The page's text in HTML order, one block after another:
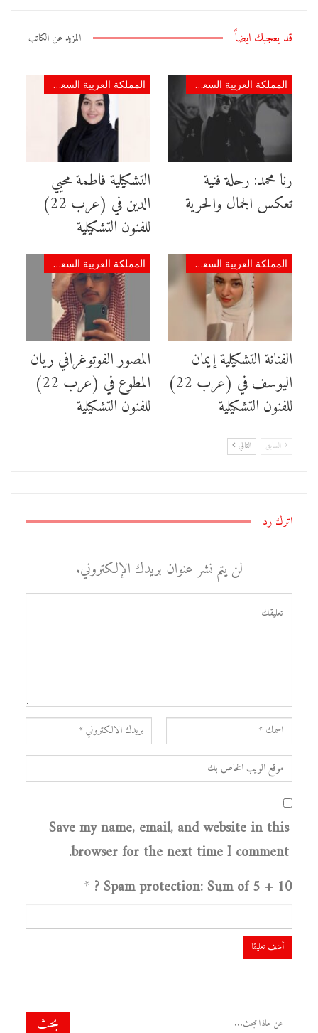
قد يعجبك ايضاً المزيد عن الكاتب
المملكة العربية السعودية
رنا محمد: رحلة فنية
تعكس الجمال والحرية
المملكة العربية السعودية
التشكيلية فاطمة محيي
الدين في (عرب 22)
للفنون التشكيلية
المملكة العربية السعودية
الفنانة التشكيلية إيمان
اليوسف في (عرب 22)
للفنون التشكيلية
المملكة العربية السعودية
المصور الفوتوغرافي ريان
المطوع في (عرب 22)
للفنون التشكيلية
السابق التالي
اترك رد
لن يتم نشر عنوان بريدك الإلكتروني.
Save my name, email, and website in this
browser for the next time I comment.
Spam protection: Sum of 5 + 10 ?
*